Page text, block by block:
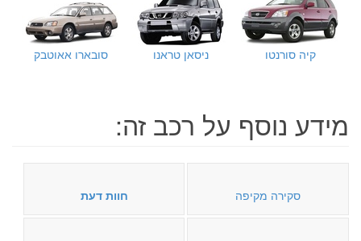
קיה סורנטו ניסאן טראנו סובארו אאוטבק
מידע נוסף על רכב זה:
סקירה מקיפה חוות דעת